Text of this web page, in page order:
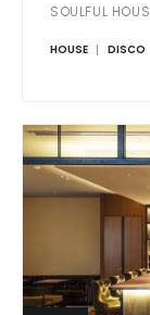
SOULFUL
HOUSE DISCO